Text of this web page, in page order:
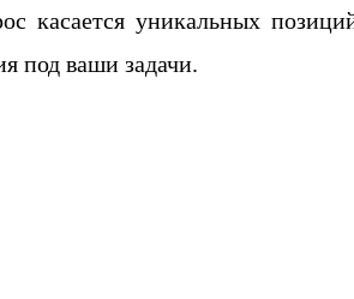
касается уникальных
под ваши задачи.